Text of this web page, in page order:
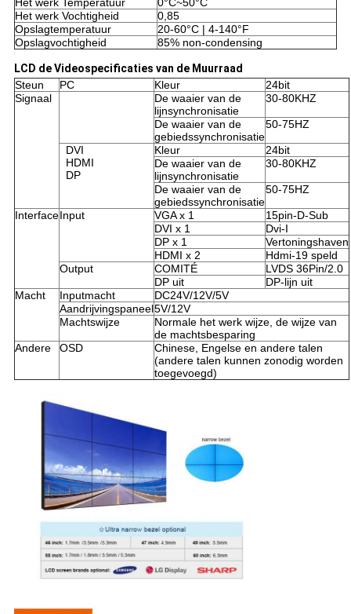
Het werk Temperatuur
0°C~50°C
Het werk Vochtigheid
0,85
Opslagtemperatuur
20-60°C | 4-140°F
Opslagvochtigheid
85% non-condensing
LCD de Videospecificaties van de Muurraad
Steun
PC Kleur
24bit
Signaal
De waaier van de
lijnsynchronisatie
30-80KHZ
De waaier van de
gebiedssynchronisatie
50-75HZ
DVI
HDMI
DP
Kleur
24bit
De waaier van de
lijnsynchronisatie
30-80KHZ
De waaier van de
gebiedssynchronisatie
50-75HZ
InterfaceInput VGA x 1
15pin-D-Sub
DVI x 1
Dvi-I
DP x 1
Vertoningshaven
HDMI x 2
Hdmi-19 speld
Output
COMITÉ
LVDS 36Pin/2.0
DP uit
DP-lijn uit
Macht
Inputmacht
DC24V/12V/5V
Aandrijvingspaneel5V/12V
Machtswijze
Normale het werk wijze, de wijze van
de machtsbesparing
Andere
OSD
Chinese, Engelse en andere talen
(andere talen kunnen zonodig worden
toegevoegd)